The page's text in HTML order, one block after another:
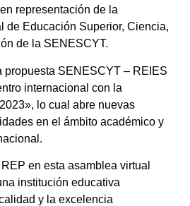
representación de la
de Educación Superior, Ciencia,
de la SENESCYT.
propuesta SENESCYT – REIES
internacional con la
lo cual abre nuevas
en el ámbito académico y
en esta asamblea virtual
institución educativa
y la excelencia